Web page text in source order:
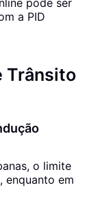
pode ser
a PID
Trânsito
o limite
enquanto em